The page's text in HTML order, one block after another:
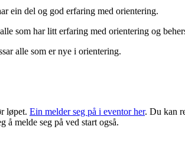
ein del og god erfaring med orientering.
som har litt erfaring med orientering og
alle som er nye i orientering.
løpet. Ein melder seg på i eventor her. Du kan
å melde seg på ved start også.